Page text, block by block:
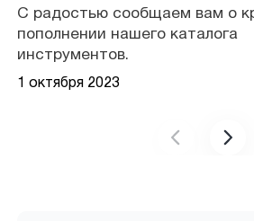
С радостью сообщаем вам о
пополнении нашего каталога
инструментов.
1 октября 2023